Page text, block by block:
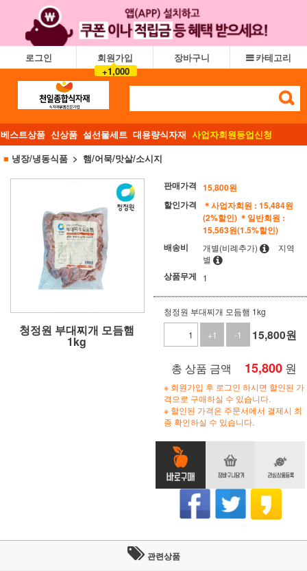
로그인
회원가입
+1,000
장바구니 카테고리
베스트상품 신상품 설선물세트 대용량식자재 사업자회원등업신청
■ 냉장/냉동식품 햄/어묵/맛살/소시지
청정원 부대찌개 모듬햄
1kg
판매가격 15,800원
할인가격
＊사업자회원 : 15,484원
(2%할인) ＊일반회원 :
15,563원(1.5%할인)
배송비
개별(비례추가)
지역
별
상품무게 1
청정원 부대찌개 모듬햄 1kg
+1
-1 15,800원
총 상품 금액 15,800 원
※ 회원가입 후 로그인 하시면 할인된 가
격으로 구매하실 수 있습니다.
※ 할인된 가격은 주문서에서 결제시 최
종 확인하실 수 있습니다.
관련상품